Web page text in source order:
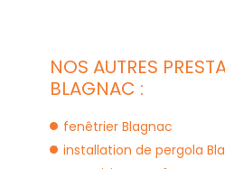
NOS AUTRES
BLAGNAC :
fenêtrier Blagnac
installation de pergola